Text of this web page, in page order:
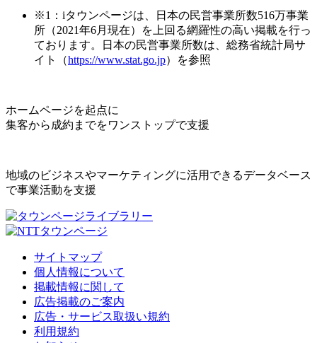
※1：iタウンページは、日本の民営事業所数516万事業
所（2021年6月現在）を上回る網羅性の高い掲載を行っ
ております。日本の民営事業所数は、総務省統計局サ
イト（https://www.stat.go.jp）を参照
ホームページを起点に
集客から成約までをワンストップで支援
地域のビジネスやマーケティングに活用できるデータベース
で事業活動を支援
サイトマップ
個人情報について
掲載情報に関して
広告掲載のご案内
広告・サービス取扱い規約
利用規約